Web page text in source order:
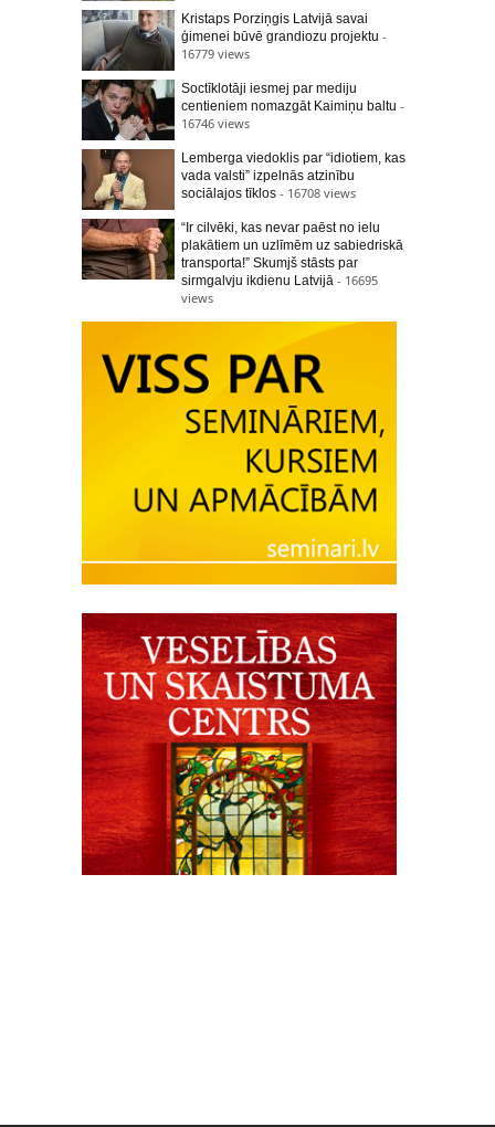
Kristaps Porziņgis Latvijā savai
ģimenei būvē grandiozu projektu -
16779 views
Soctīklotāji iesmej par mediju
centieniem nomazgāt Kaimiņu baltu -
16746 views
Lemberga viedoklis par “idiotiem, kas
vada valsti” izpelnās atzinību
sociālajos tīklos - 16708 views
“Ir cilvēki, kas nevar paēst no ielu
plakātiem un uzlīmēm uz sabiedriskā
transporta!” Skumjš stāsts par
sirmgalvju ikdienu Latvijā - 16695
views